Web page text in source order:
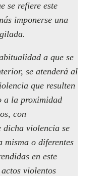
se refiere este
imponerse una
a que se
se atenderá al
que resulten
a la proximidad
con
dicha violencia se
misma o diferentes
en este
violentos